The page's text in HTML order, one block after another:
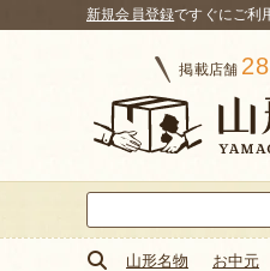
新規会員登録ですぐにご利
掲載店舗
索:
山形名物 お中元